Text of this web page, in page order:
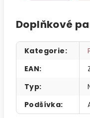
Doplňkové
Kategorie:
EAN:
Typ:
Podšívka: